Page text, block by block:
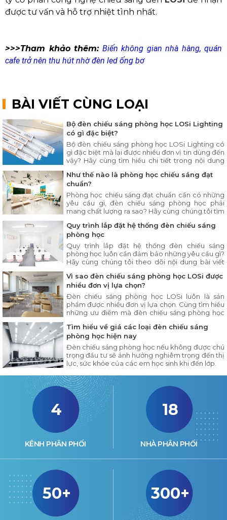
được tư vấn và hỗ trợ nhiệt tình nhất.
>>>Tham khảo thêm: Biến không gian nhà hàng, quán
cafe trở nên thu hút nhờ đèn led ống bơ
BÀI VIẾT CÙNG LOẠI
Bộ đèn chiếu sáng phòng học LOSi Lighting
có gì đặc biệt?
Bộ đèn chiếu sáng phòng học LOSi Lighting có
gì đặc biệt mà lại được nhiều đơn vị tin dùng đến
vậy? Hãy cùng tìm hiểu chi tiết trong nội dung
Như thế nào là phòng học chiếu sáng đạt
chuẩn?
Phòng học chiếu sáng đạt chuẩn cần có những
yêu cầu gì, đèn chiếu sáng phòng học phải
mang chất lượng ra sao? Hãy cùng chúng tôi tìm
Quy trình lắp đặt hệ thống đèn chiếu sáng
phòng học
Quy trình lắp đặt hệ thống đèn chiếu sáng
phòng học luôn cần đảm bảo những yêu cầu gì?
Hãy cùng chúng tôi theo dõi nội dung bài viết
Vì sao đèn chiếu sáng phòng học LOSi được
nhiều đơn vị lựa chọn?
Đèn chiếu sáng phòng học LOSi luôn là sản
phẩm được nhiều đơn vị lựa chọn. Cùng tìm hiểu
những ưu điểm mà đèn chiếu sáng phòng học
Tìm hiểu về giá các loại đèn chiếu sáng
phòng học hiện nay
Đèn chiếu sáng phòng học nếu không được chú
trọng đầu tư sẽ ảnh hưởng nghiêm trọng đến thị
lực, sức khỏe của các em học sinh khi đến lớp.
4
KÊNH PHÂN PHỐI
18
NHÀ PHÂN PHỐI
50+ 300+